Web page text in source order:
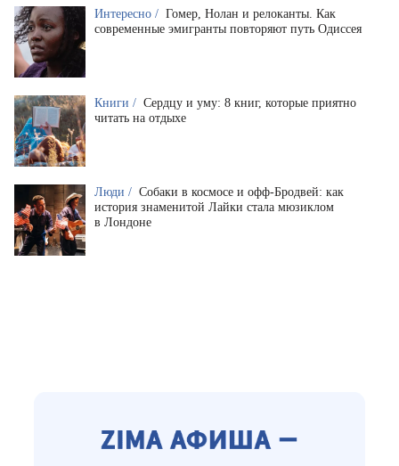
Интересно / Гомер, Нолан и релоканты. Как
современные эмигранты повторяют путь Одиссея
Книги / Сердцу и уму: 8 книг, которые приятно
читать на отдыхе
Люди / Собаки в космосе и офф-Бродвей: как
история знаменитой Лайки стала мюзиклом
в Лондоне